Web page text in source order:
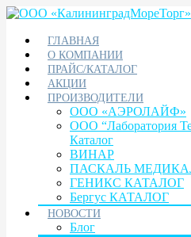
ГЛАВНАЯ
О КОМПАНИИ
ПРАЙС/КАТАЛОГ
АКЦИИ
ПРОИЗВОДИТЕЛИ
ООО «АЭРОЛАЙФ»
ООО “Лаборатория
Каталог
ВИНАР
ПАСКАЛЬ
ГЕНИКС КАТАЛОГ
Бергус КАТАЛОГ
НОВОСТИ
Блог